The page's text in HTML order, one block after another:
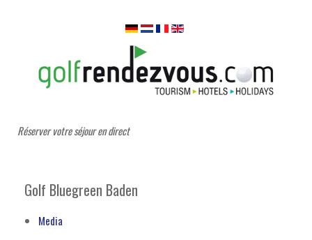
Réserver votre séjour en direct
Golf Bluegreen Baden
Media